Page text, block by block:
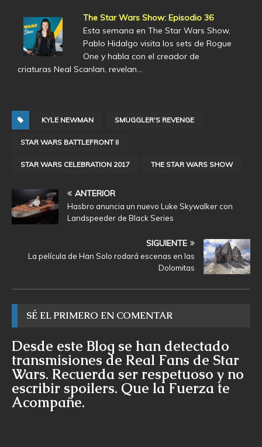
The Star Wars Show: Episodio 36
Esta semana en The Star Wars Show,
Pablo Hidalgo visita los sets de Rogue
One y habla con el creador de
criaturas Neal Scanlan, revelan…
KYLE NEWMAN SMUGGLER'S REVENGE
STAR WARS BATTLEFRONT II
STAR WARS CELEBRATION 2017 THE STAR WARS SHOW
ANTERIOR
Hasbro anuncia un nuevo Luke Skywalker con
Landspeeder de Black Series
SIGUIENTE
La película de Han Solo rodará escenas en las
Dolomitas
SÉ EL PRIMERO EN COMENTAR
Desde este Blog se han detectado
transmisiones de Real Fans de Star
Wars. Recuerda ser respetuoso y no
escribir spoilers. Que la Fuerza te
Acompañe.